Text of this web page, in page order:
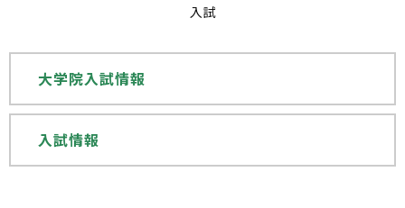
入試
大学院入試情報
入試情報